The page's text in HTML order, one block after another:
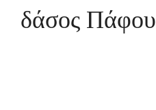
δάσος Πάφου